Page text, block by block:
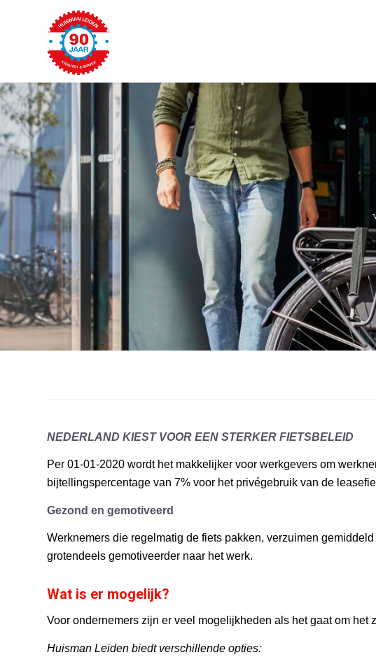
NEDERLAND KIEST VOOR EEN STERKER FIETSBELEID
Per 01-01-2020 wordt het makkelijker voor werkgevers om
bijtellingspercentage van 7% voor het privégebruik van de
Gezond en gemotiveerd
Werknemers die regelmatig de fiets pakken, verzuimen
grotendeels gemotiveerder naar het werk.
Wat is er mogelijk?
Voor ondernemers zijn er veel mogelijkheden als het gaat om het
Huisman Leiden biedt verschillende opties: